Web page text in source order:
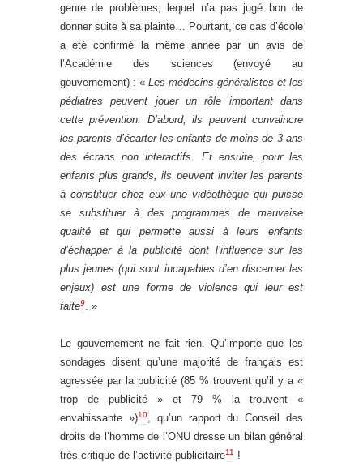
genre de problèmes, lequel n’a pas jugé bon de
donner suite à sa plainte… Pourtant, ce cas d’école
a été confirmé la même année par un avis de
l’Académie des sciences (envoyé au
gouvernement) : « Les médecins généralistes et les
pédiatres peuvent jouer un rôle important dans
cette prévention. D’abord, ils peuvent convaincre
les parents d’écarter les enfants de moins de 3 ans
des écrans non interactifs. Et ensuite, pour les
enfants plus grands, ils peuvent inviter les parents
à constituer chez eux une vidéothèque qui puisse
se substituer à des programmes de mauvaise
qualité et qui permette aussi à leurs enfants
d’échapper à la publicité dont l’influence sur les
plus jeunes (qui sont incapables d’en discerner les
enjeux) est une forme de violence qui leur est
faite9 . »
Le gouvernement ne fait rien. Qu’importe que les
sondages disent qu’une majorité de français est
agressée par la publicité (85 % trouvent qu’il y a «
trop de publicité » et 79 % la trouvent «
envahissante »)10, qu’un rapport du Conseil des
droits de l’homme de l’ONU dresse un bilan général
très critique de l’activité publicitaire11 !